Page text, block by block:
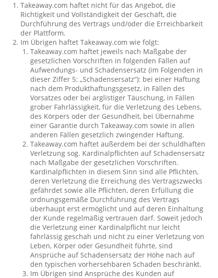
Takeaway.com haftet nicht für das Angebot, die
Richtigkeit und Vollständigkeit der Geschäft, die
Durchführung des Vertrags und/oder die Erreichbarkeit
der Plattform.
Im Übrigen haftet Takeaway.com wie folgt:
Takeaway.com haftet jeweils nach Maßgabe der
gesetzlichen Vorschriften in folgenden Fällen auf
Aufwendungs- und Schadensersatz (im Folgenden in
dieser Ziffer 5: „Schadensersatz“): bei einer Haftung
nach dem Produkthaftungsgesetz, in Fällen des
Vorsatzes oder bei arglistiger Täuschung, in Fällen
grober Fahrlässigkeit, für die Verletzung des Lebens,
des Körpers oder der Gesundheit, bei Übernahme
einer Garantie durch Takeaway.com sowie in allen
anderen Fällen gesetzlich zwingender Haftung.
Takeaway.com haftet außerdem bei der schuldhaften
Verletzung sog. Kardinalpflichten auf Schadensersatz
nach Maßgabe der gesetzlichen Vorschriften.
Kardinalpflichten in diesem Sinn sind alle Pflichten,
deren Verletzung die Erreichung des Vertragszwecks
gefährdet sowie alle Pflichten, deren Erfüllung die
ordnungsgemäße Durchführung des Vertrags
überhaupt erst ermöglicht und auf deren Einhaltung
der Kunde regelmäßig vertrauen darf. Soweit jedoch
die Verletzung einer Kardinalpflicht nur leicht
fahrlässig geschah und nicht zu einer Verletzung von
Leben, Körper oder Gesundheit führte, sind
Ansprüche auf Schadensersatz der Höhe nach auf
den typischen vorhersehbaren Schaden beschränkt.
Im Übrigen sind Ansprüche des Kunden auf